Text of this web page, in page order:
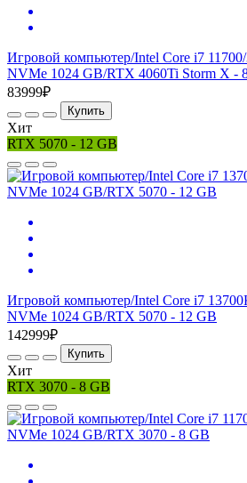
Игровой компьютер/Intel Core i7
NVMe 1024 GB/RTX 4060Ti Storm X -
83999₽
Купить
Хит
RTX 5070 - 12 GB
Игровой компьютер/Intel Core i7
NVMe 1024 GB/RTX 5070 - 12 GB
142999₽
Купить
Хит
RTX 3070 - 8 GB